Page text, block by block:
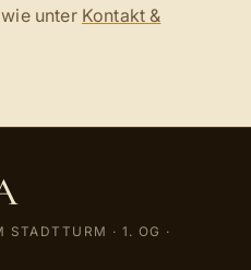
unter Kontakt &
STADTTURM · 1. OG ·